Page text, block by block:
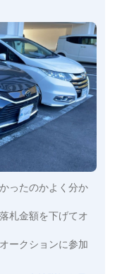
ったのかよく分か
札金額を下げてオ
ークションに参加